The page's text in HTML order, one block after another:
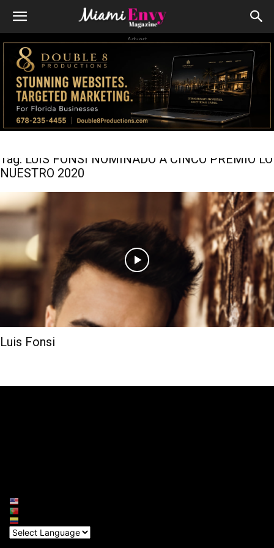
Advert
Tag: LUIS FONSI NOMINADO A CINCO PREMIO LO
NUESTRO 2020
Luis Fonsi